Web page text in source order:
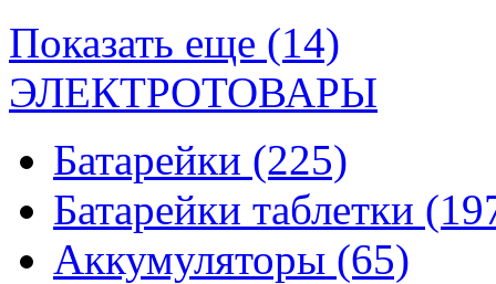
Показать еще (14)
ЭЛЕКТРОТОВАРЫ
Батарейки (225)
Батарейки таблетки
Аккумуляторы (65)